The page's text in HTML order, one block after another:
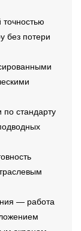
без потери
стандарту
— работа